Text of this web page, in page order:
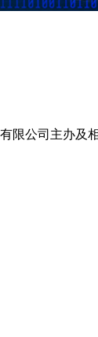
限公司主办及